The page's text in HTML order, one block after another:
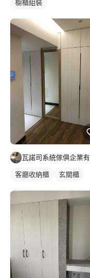
櫥櫃組裝
客廳收納櫃 玄關櫃